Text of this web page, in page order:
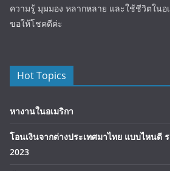
ความรู้ มุมมอง หลากหลาย และใช้ชีวิตในอ
ขอให้โชคดีค่ะ
Hot Topics
หางานในอเมริกา
โอนเงินจากต่างประเทศมาไทย แบบไหนดี
2023